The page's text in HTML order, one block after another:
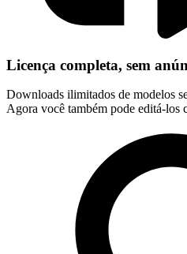
Licença completa, sem
Downloads ilimitados de modelos
Agora você também pode editá-los